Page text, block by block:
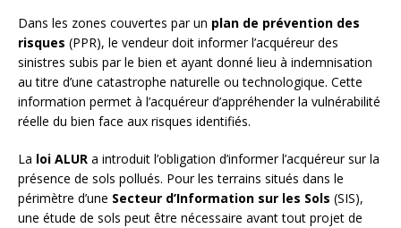
Dans les zones couvertes par un plan de prévention des
risques (PPR), le vendeur doit informer l’acquéreur des
sinistres subis par le bien et ayant donné lieu à indemnisation
au titre d’une catastrophe naturelle ou technologique. Cette
information permet à l’acquéreur d’appréhender la vulnérabilité
réelle du bien face aux risques identifiés.
La loi ALUR a introduit l’obligation d’informer l’acquéreur sur la
présence de sols pollués. Pour les terrains situés dans le
périmètre d’une Secteur d’Information sur les Sols (SIS),
une étude de sols peut être nécessaire avant tout projet de